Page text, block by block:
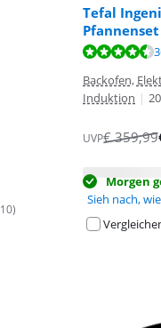
10)
Tefal
Bewertet mit
Backofen,
Induktion |
UVP€359,99
Morgen
Sieh nach,
Bewertet mit
Bewertet mit